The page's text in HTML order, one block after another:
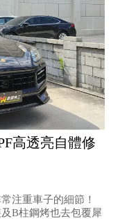
高透亮自體修
注重車子的細節！
B柱鋼烤也去包覆犀